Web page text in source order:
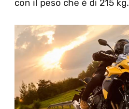
con il peso che è di 215 kg.